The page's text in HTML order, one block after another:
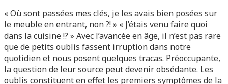
« Où sont passées mes clés, je les avais bien posées sur
le meuble en entrant, non ?! » « J’étais venu faire quoi
dans la cuisine !? » Avec l’avancée en âge, il n’est pas rare
que de petits oublis fassent irruption dans notre
quotidien et nous posent quelques tracas. Préoccupante,
la question de leur source peut devenir obsédante. Les
oublis constituent en effet les premiers symptômes de la